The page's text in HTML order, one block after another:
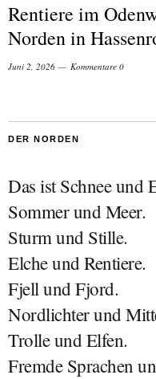
Rentiere im
Norden in
Juni 2, 2026 Kommentare 0
DER NORDEN
Das ist Schnee und
Sommer und Meer.
Sturm und Stille.
Elche und Rentiere.
Fjell und Fjord.
Nordlichter und
Trolle und Elfen.
Fremde Sprachen